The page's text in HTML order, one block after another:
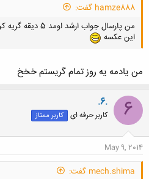
hamze888 گفت:
من پارسال جواب
این عکسه
من یادمه یه روز تمام گریستم خخخ
6
.6.
کاربر حرفه ای کاربر ممتاز
May 9, 2014
mech.shima گفت: